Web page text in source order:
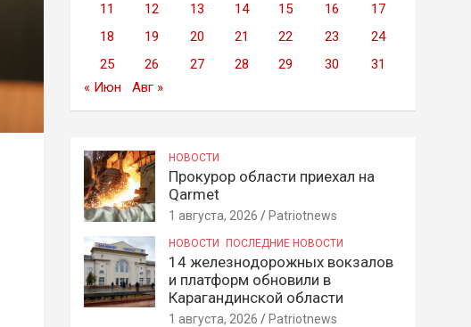
11
12 13 14 15 16
17
18
19 20 21 22 23
24
25
26 27 28 29 30
31
« Июн
Авг »
НОВОСТИ
Прокурор области приехал на
Qarmet
1 августа, 2026 Patriotnews
НОВОСТИ ПОСЛЕДНИЕ НОВОСТИ
14 железнодорожных вокзалов
и платформ обновили в
Карагандинской области
1 августа, 2026 Patriotnews